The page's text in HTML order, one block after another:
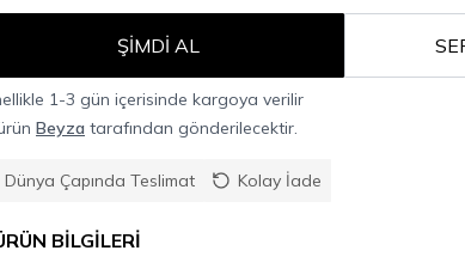
ŞIMDI AL
1-3 gün içerisinde kargoya verilir
Beyza tarafından gönderilecektir.
Dünya Çapında Teslimat Kolay İade
BILGILERI